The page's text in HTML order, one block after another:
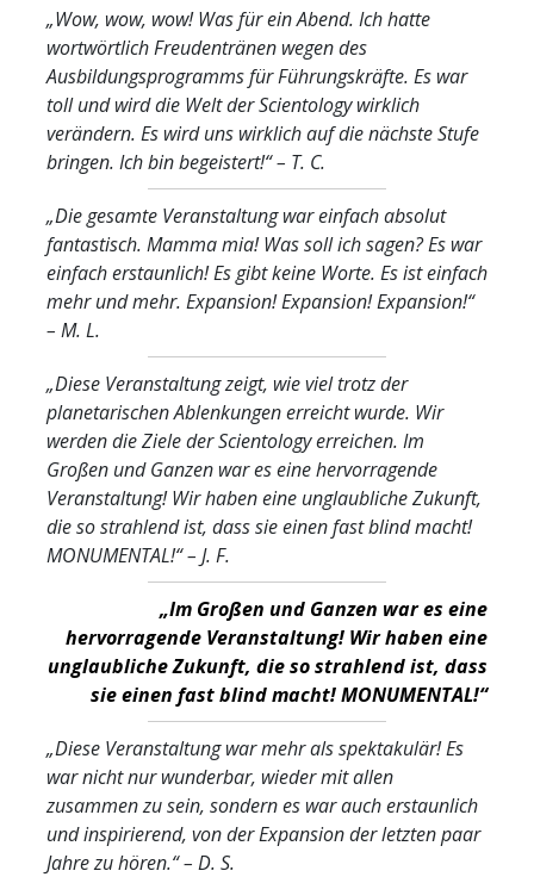
„Wow, wow, wow! Was für ein Abend. Ich hatte
wortwörtlich Freudentränen wegen des
Ausbildungsprogramms für Führungskräfte. Es war
toll und wird die Welt der Scientology wirklich
verändern. Es wird uns wirklich auf die nächste Stufe
bringen. Ich bin begeistert!“– T. C.
„Die gesamte Veranstaltung war einfach absolut
fantastisch. Mamma mia! Was soll ich sagen? Es war
einfach erstaunlich! Es gibt keine Worte. Es ist einfach
mehr und mehr. Expansion! Expansion! Expansion!“
– M. L.
„Diese Veranstaltung zeigt, wie viel trotz der
planetarischen Ablenkungen erreicht wurde. Wir
werden die Ziele der Scientology erreichen. Im
Großen und Ganzen war es eine hervorragende
Veranstaltung! Wir haben eine unglaubliche Zukunft,
die so strahlend ist, dass sie einen fast blind macht!
MONUMENTAL!“– J. F.
„Im Großen und Ganzen war es eine
hervorragende Veranstaltung! Wir haben eine
unglaubliche Zukunft, die so strahlend ist, dass
sie einen fast blind macht! MONUMENTAL!“
„Diese Veranstaltung war mehr als spektakulär! Es
war nicht nur wunderbar, wieder mit allen
zusammen zu sein, sondern es war auch erstaunlich
und inspirierend, von der Expansion der letzten paar
Jahre zu hören.“– D. S.